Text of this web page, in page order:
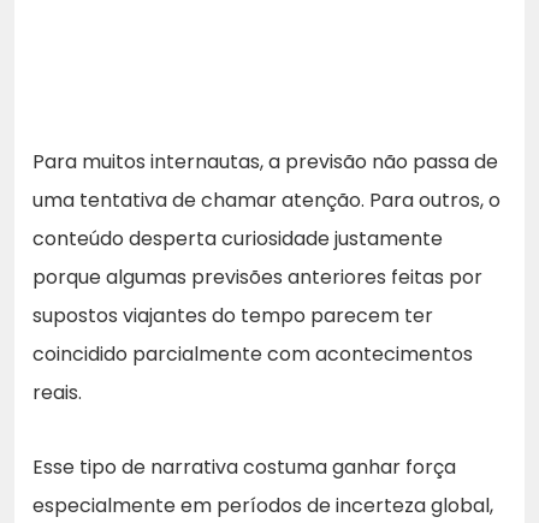
Para muitos internautas, a previsão não passa de
uma tentativa de chamar atenção. Para outros, o
conteúdo desperta curiosidade justamente
porque algumas previsões anteriores feitas por
supostos viajantes do tempo parecem ter
coincidido parcialmente com acontecimentos
reais.
Esse tipo de narrativa costuma ganhar força
especialmente em períodos de incerteza global,